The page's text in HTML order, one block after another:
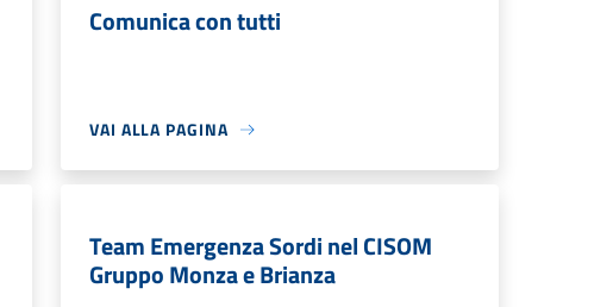
Comunica con tutti
VAI ALLA PAGINA
Team Emergenza Sordi nel CISOM
Gruppo Monza e Brianza